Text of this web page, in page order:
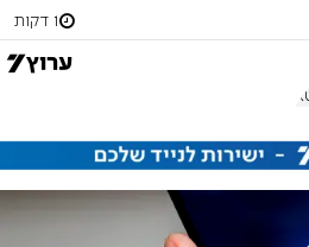
1 דקות